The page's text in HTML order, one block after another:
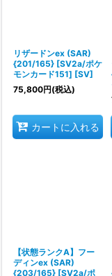
リザードンex (SAR)
{201/165} [SV2a/ポケ
モンカード151] [SV]
75,800円(税込)
カートに入れる
【状態ランクA】フー
ディンex (SAR)
{203/165} [SV2a/ポ